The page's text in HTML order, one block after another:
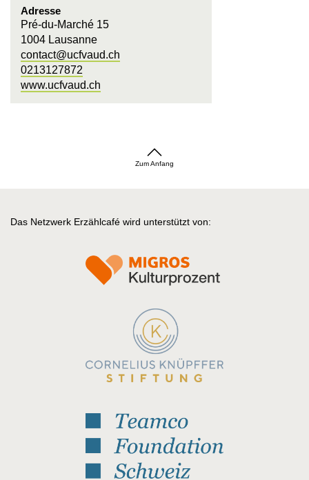
Adresse
Pré-du-Marché 15
1004 Lausanne
contact@ucfvaud.ch
0213127872
www.ucfvaud.ch
Zum Anfang
Das Netzwerk Erzählcafé wird unterstützt von: